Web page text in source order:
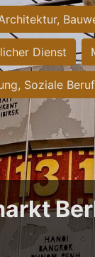
Dienst
Soziale